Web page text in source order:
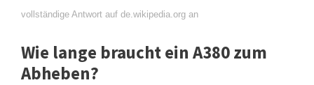
vollständige Antwort auf de.wikipedia.org an
Wie lange braucht ein A380 zum
Abheben?